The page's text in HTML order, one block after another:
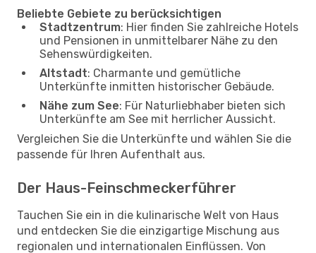
Beliebte Gebiete zu berücksichtigen
Stadtzentrum: Hier finden Sie zahlreiche Hotels
und Pensionen in unmittelbarer Nähe zu den
Sehenswürdigkeiten.
Altstadt: Charmante und gemütliche
Unterkünfte inmitten historischer Gebäude.
Nähe zum See: Für Naturliebhaber bieten sich
Unterkünfte am See mit herrlicher Aussicht.
Vergleichen Sie die Unterkünfte und wählen Sie die
passende für Ihren Aufenthalt aus.
Der Haus-Feinschmeckerführer
Tauchen Sie ein in die kulinarische Welt von Haus
und entdecken Sie die einzigartige Mischung aus
regionalen und internationalen Einflüssen. Von